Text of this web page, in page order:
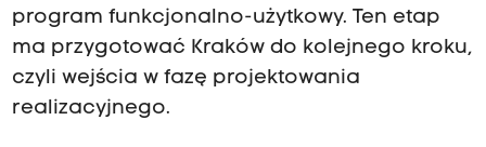
program funkcjonalno-użytkowy. Ten etap
ma przygotować Kraków do kolejnego kroku,
czyli wejścia w fazę projektowania
realizacyjnego.